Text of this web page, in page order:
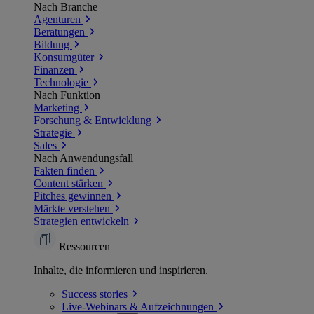
Nach Branche
Agenturen
Beratungen
Bildung
Konsumgüter
Finanzen
Technologie
Nach Funktion
Marketing
Forschung & Entwicklung
Strategie
Sales
Nach Anwendungsfall
Fakten finden
Content stärken
Pitches gewinnen
Märkte verstehen
Strategien entwickeln
Ressourcen
Inhalte, die informieren und inspirieren.
Success stories
Live-Webinars & Aufzeichnungen